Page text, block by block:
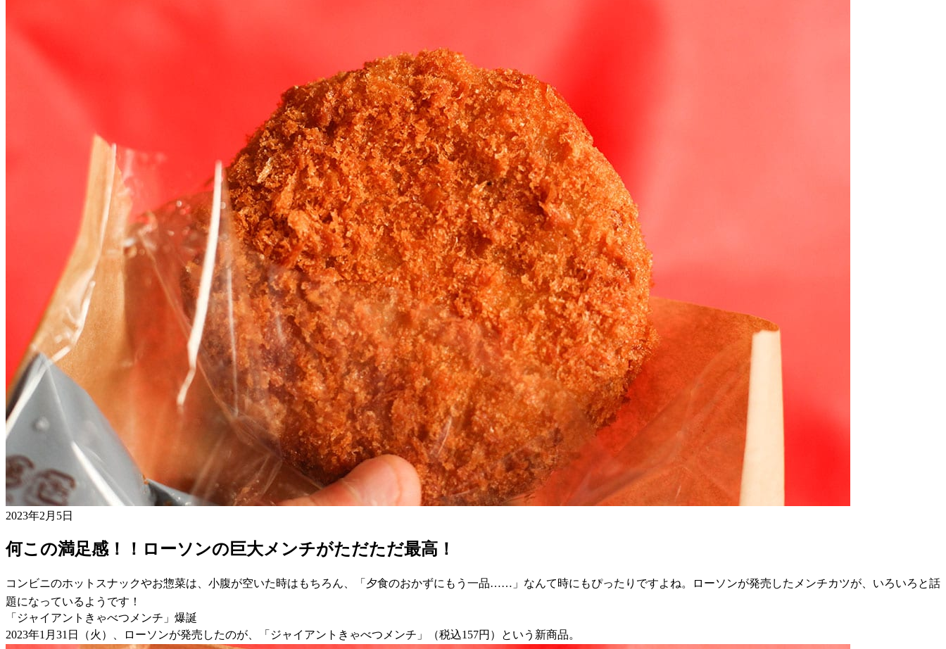
2023年2月5日
何この満足感！！ローソンの巨大メンチがただただ最高！
コンビニのホットスナックやお惣菜は、小腹が空いた時はもちろん、「夕食のおかずにもう一品……」なんて時にもぴったりですよね。ローソンが発売したメンチカツが、いろいろと話
題になっているようです！
「ジャイアントきゃべつメンチ」爆誕
2023年1月31日（火）、ローソンが発売したのが、「ジャイアントきゃべつメンチ」（税込157円）という新商品。